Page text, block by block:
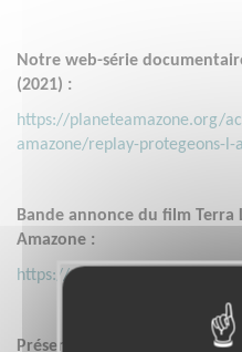
Notre web-série
(2021) :
https://planeteamazone.org/
amazone/replay-protegeons-l-
Bande annonce du film
Amazone :
https://youtu.be/LzvFZHE-
Présentation de l'Alliance